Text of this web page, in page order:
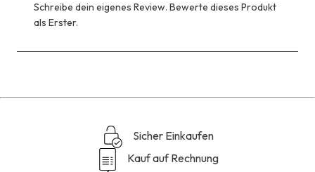
Schreibe dein eigenes Review. Bewerte dieses Produkt
als Erster.
Sicher Einkaufen
Kauf auf Rechnung